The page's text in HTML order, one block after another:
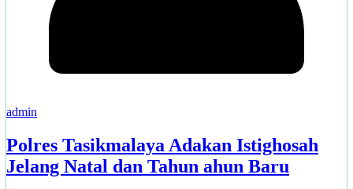
admin
Polres Tasikmalaya Adakan Istighosah
Jelang Natal dan Tahun ahun Baru